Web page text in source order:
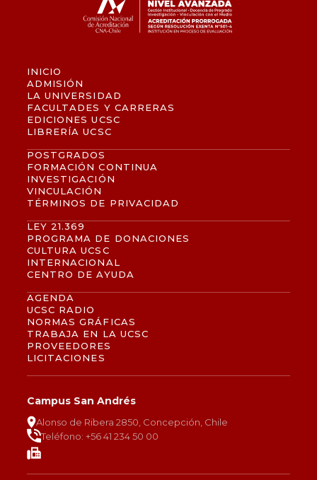
INICIO
ADMISIÓN
LA UNIVERSIDAD
FACULTADES Y CARRERAS
EDICIONES UCSC
LIBRERÍA UCSC
POSTGRADOS
FORMACIÓN CONTINUA
INVESTIGACIÓN
VINCULACIÓN
TÉRMINOS DE PRIVACIDAD
LEY 21.369
PROGRAMA DE DONACIONES
CULTURA UCSC
INTERNACIONAL
CENTRO DE AYUDA
AGENDA
UCSC RADIO
NORMAS GRÁFICAS
TRABAJA EN LA UCSC
PROVEEDORES
LICITACIONES
Campus San Andrés
Alonso de Ribera 2850, Concepción, Chile
Teléfono: +56 41 234 50 00